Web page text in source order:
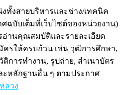
ทั้งสายบริหารและช่าง/เทคนิค
ฉบับเต็มที่เว็บไซต์ของหน่วยงาน)
อ่านคุณสมบัติและรายละเอียด
ครให้ครบถ้วน เช่น วุฒิการศึกษา,
การทำงาน, รูปถ่าย, สำเนาบัตร
ะหลักฐานอื่น ๆ ตามประกาศ
ลวง